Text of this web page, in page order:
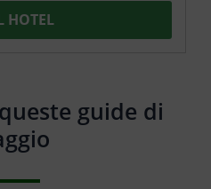
HOTEL
guide di